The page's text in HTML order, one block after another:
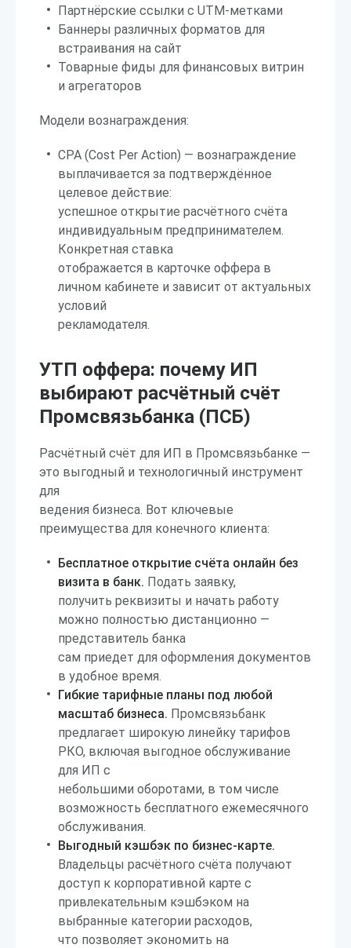
Партнёрские ссылки с UTM-метками
Баннеры различных форматов для
встраивания на сайт
Товарные фиды для финансовых витрин
и агрегаторов
Модели вознаграждения:
CPA (Cost Per Action) — вознаграждение
выплачивается за подтверждённое
целевое действие:
успешное открытие расчётного счёта
индивидуальным предпринимателем.
Конкретная ставка
отображается в карточке оффера в
личном кабинете и зависит от актуальных
условий
рекламодателя.
УТП оффера: почему ИП
выбирают расчётный счёт
Промсвязьбанка (ПСБ)
Расчётный счёт для ИП в Промсвязьбанке —
это выгодный и технологичный инструмент
для
ведения бизнеса. Вот ключевые
преимущества для конечного клиента:
Бесплатное открытие счёта онлайн без
визита в банк. Подать заявку,
получить реквизиты и начать работу
можно полностью дистанционно —
представитель банка
сам приедет для оформления документов
в удобное время.
Гибкие тарифные планы под любой
масштаб бизнеса. Промсвязьбанк
предлагает широкую линейку тарифов
РКО, включая выгодное обслуживание
для ИП с
небольшими оборотами, в том числе
возможность бесплатного ежемесячного
обслуживания.
Выгодный кэшбэк по бизнес-карте.
Владельцы расчётного счёта получают
доступ к корпоративной карте с
привлекательным кэшбэком на
выбранные категории расходов,
что позволяет экономить на